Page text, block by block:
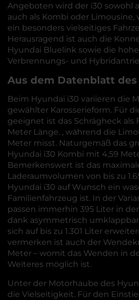
Angeboten wird der i30 sowohl
auch als Kombi oder Limousine,
ein besonders vielseitiges
Herausragend ist auch die
Hyundai Bluelink sowie die
Verbrennungs- und
Aus dem Datenblatt
Beim Hyundai i30 variieren die
gewählter Karosserieform. Für
geeignet ist das Schrägheck als
Meter Länge. , während die
Meter misst. Naturgemäß das
Hyundai i30 Kombi mit 4,59
Bemerkenswert ist das
Laderaumvolumen von bis zu
Hyundai i30 auf Wunsch ein
Familienfahrzeug ist. In der
passen immerhin 395 Liter in
dank asymmetrisch
sich auf bis zu 1.301 Liter
vermerken ist auch der
Meter – womit das Wenden in
Weiteres möglich ist.
Unter der Motorhaube des
die Vielseitigkeit. Für den